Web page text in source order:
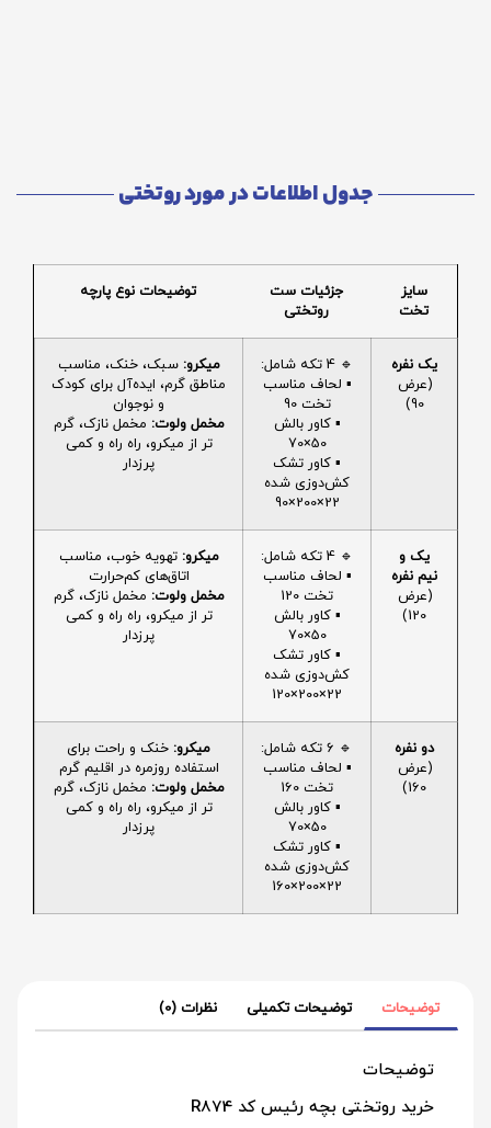
جدول اطلاعات در مورد روتختی
سایز
تخت
جزئیات ست
روتختی
توضیحات نوع پارچه
یک نفره
(عرض
90)
🔹 4 تکه شامل:
▪️ لحاف مناسب
تخت 90
▪️ کاور بالش
50×70
▪️ کاور تشک
کش‌دوزی شده
22×200×90
میکرو: سبک، خنک، مناسب
مناطق گرم، ایده‌آل برای کودک
و نوجوان
مخمل ولوت: مخمل نازک، گرم
تر از میکرو، راه راه و کمی
پرزدار
یک و
نیم نفره
(عرض
120)
🔹 4 تکه شامل:
▪️ لحاف مناسب
تخت 120
▪️ کاور بالش
50×70
▪️ کاور تشک
کش‌دوزی شده
22×200×120
میکرو: تهویه خوب، مناسب
اتاق‌های کم‌حرارت
مخمل ولوت: مخمل نازک، گرم
تر از میکرو، راه راه و کمی
پرزدار
دو نفره
(عرض
160)
🔹 6 تکه شامل:
▪️ لحاف مناسب
تخت 160
▪️ کاور بالش
50×70
▪️ کاور تشک
کش‌دوزی شده
22×200×160
میکرو: خنک و راحت برای
استفاده روزمره در اقلیم گرم
مخمل ولوت: مخمل نازک، گرم
تر از میکرو، راه راه و کمی
پرزدار
توضیحات توضیحات تکمیلی نظرات (0)
توضیحات
خرید روتختی بچه رئیس کد R874